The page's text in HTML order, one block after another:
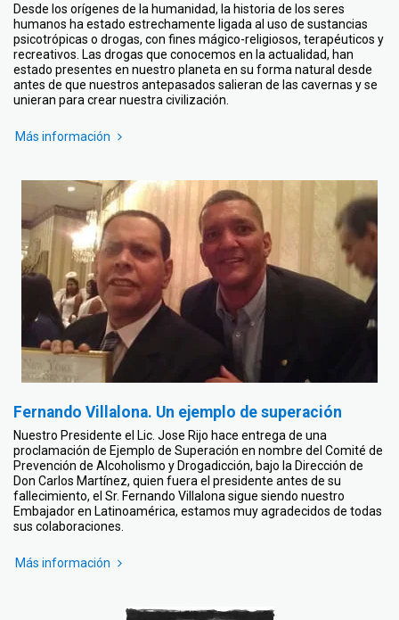
Desde los orígenes de la humanidad, la historia de los seres
humanos ha estado estrechamente ligada al uso de sustancias
psicotrópicas o drogas, con fines mágico-religiosos, terapéuticos y
recreativos. Las drogas que conocemos en la actualidad, han
estado presentes en nuestro planeta en su forma natural desde
antes de que nuestros antepasados salieran de las cavernas y se
unieran para crear nuestra civilización.
Más información
Fernando Villalona. Un ejemplo de superación
Nuestro Presidente el Lic. Jose Rijo hace entrega de una
proclamación de Ejemplo de Superación en nombre del Comité de
Prevención de Alcoholismo y Drogadicción, bajo la Dirección de
Don Carlos Martínez, quien fuera el presidente antes de su
fallecimiento, el Sr. Fernando Villalona sigue siendo nuestro
Embajador en Latinoamérica, estamos muy agradecidos de todas
sus colaboraciones.
Más información